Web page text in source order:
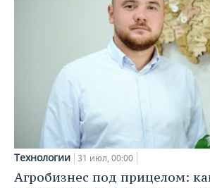
Технологии 31 июл, 00:00
Агробизнес под прицелом: